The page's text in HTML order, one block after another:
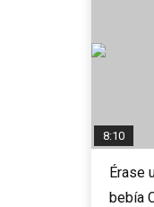
8:10
Érase
bebía